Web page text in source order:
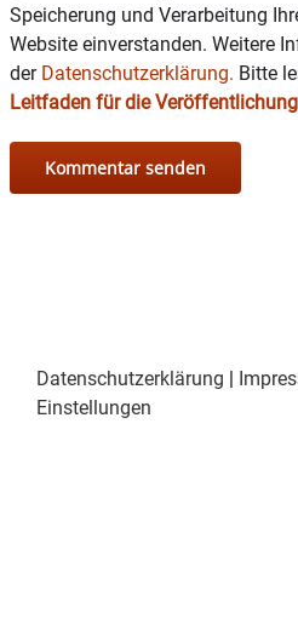
Speicherung und Verarbeitung
Website einverstanden. Weitere
der Datenschutzerklärung. Bitte
Leitfaden für die
Datenschutzerklärung |
Einstellungen